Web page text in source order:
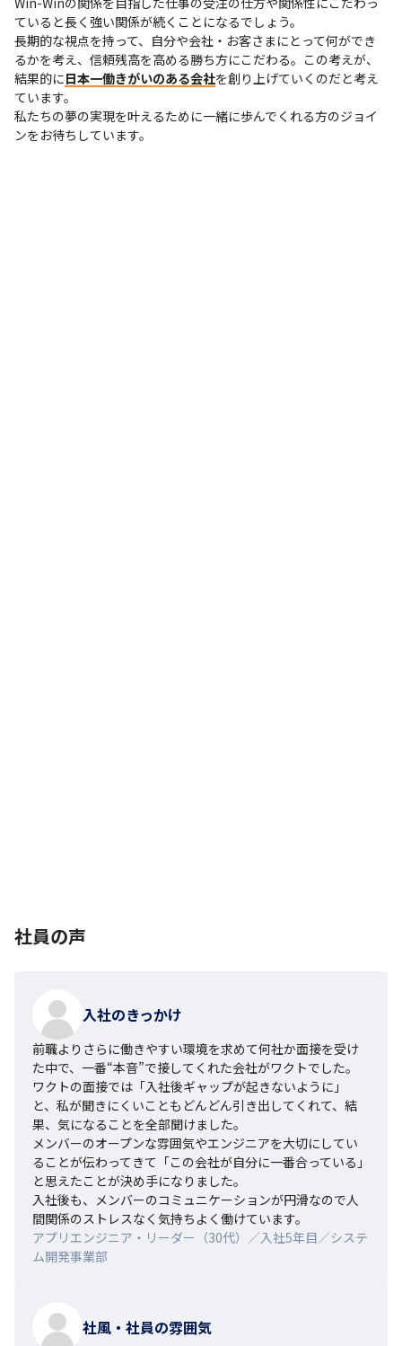
ていると長く強い関係が続くことになるでしょう。
長期的な視点を持って、自分や会社・お客さまにとって何ができ
るかを考え、信頼残高を高める勝ち方にこだわる。この考えが、
結果的に日本一働きがいのある会社を創り上げていくのだと考え
ています。
私たちの夢の実現を叶えるために一緒に歩んでくれる方のジョイ
ンをお待ちしています。
社員の声
入社のきっかけ
前職よりさらに働きやすい環境を求めて何社か面接を受け
た中で、一番“本音”で接してくれた会社がワクトでした。
ワクトの面接では「入社後ギャップが起きないように」
と、私が聞きにくいこともどんどん引き出してくれて、結
果、気になることを全部聞けました。
メンバーのオープンな雰囲気やエンジニアを大切にしてい
ることが伝わってきて「この会社が自分に一番合っている」
と思えたことが決め手になりました。
入社後も、メンバーのコミュニケーションが円滑なので人
間関係のストレスなく気持ちよく働けています。
アプリエンジニア・リーダー（30代）／入社5年目／システ
ム開発事業部
社風・社員の雰囲気